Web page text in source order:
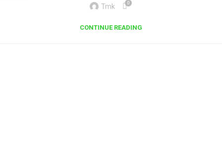
Tmk 0
CONTINUE READING